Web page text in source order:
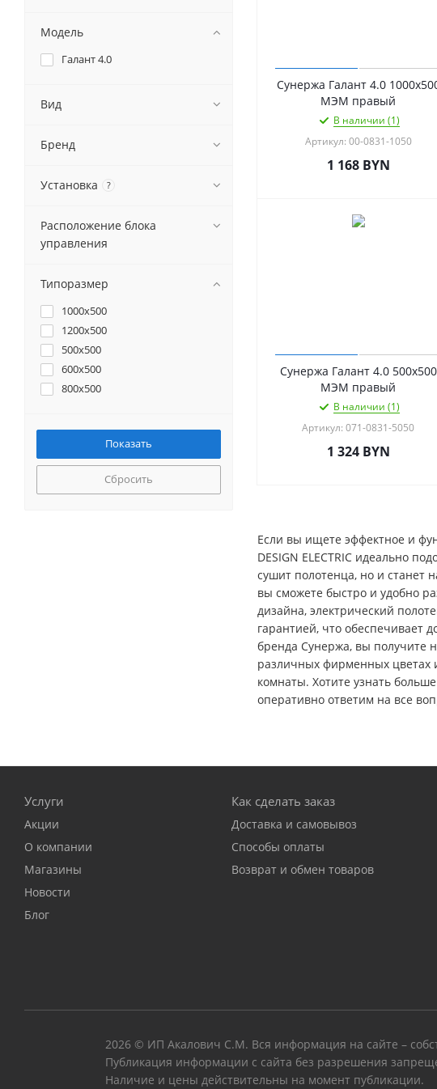
Сунержа Галант 4.0
МЭМ правый
В наличии (1)
Артикул: 00-0831-1050
1 168BYN
Сунержа Галант 4.0 500х500
МЭМ правый
В наличии (1)
Артикул: 071-0831-5050
1 324BYN
Если вы ищете эффектное и
DESIGN ELECTRIC идеально
сушит полотенца, но и
вы сможете быстро и удобно
дизайна, электрический
гарантией, что обеспечивает
бренда Сунержа, вы получите
различных фирменных цветах
комнаты. Хотите узнать
оперативно ответим на все
Модель
Галант 4.0
Вид
Бренд
Установка ?
Расположение блока
управления
Типоразмер
1000x500
1200x500
500x500
600x500
800x500
Сбросить
Услуги
Акции
О компании
Магазины
Новости
Блог
Как сделать заказ
Доставка и самовывоз
Способы оплаты
Возврат и обмен товаров
2026 © ИП Акалович С.М. Вся информация на сайте –
Публикация информации с сайта без разрешения
Наличие и цены действительны на момент публикации.